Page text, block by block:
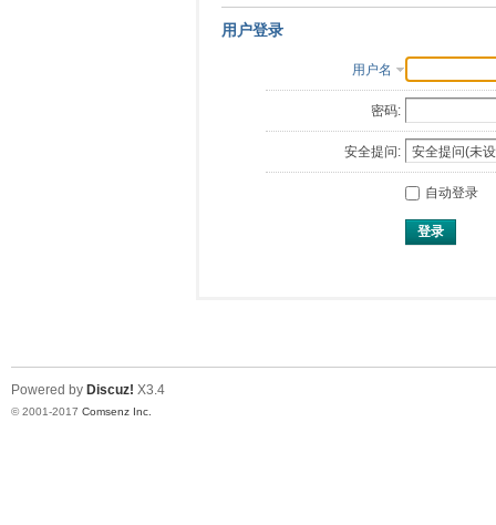
用户登录
用户名
密码:
安全提问:
自动登录
登录
Powered by Discuz! X3.4
© 2001-2017 Comsenz Inc.